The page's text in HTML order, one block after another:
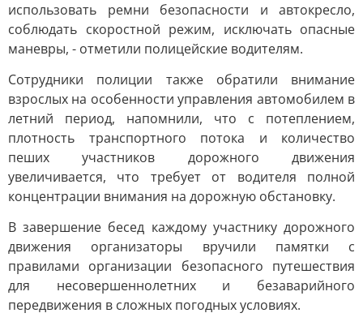
использовать ремни безопасности и автокресло,
соблюдать скоростной режим, исключать опасные
маневры, - отметили полицейские водителям.
Сотрудники полиции также обратили внимание
взрослых на особенности управления автомобилем в
летний период, напомнили, что с потеплением,
плотность транспортного потока и количество
пеших участников дорожного движения
увеличивается, что требует от водителя полной
концентрации внимания на дорожную обстановку.
В завершение бесед каждому участнику дорожного
движения организаторы вручили памятки с
правилами организации безопасного путешествия
для несовершеннолетних и безаварийного
передвижения в сложных погодных условиях.